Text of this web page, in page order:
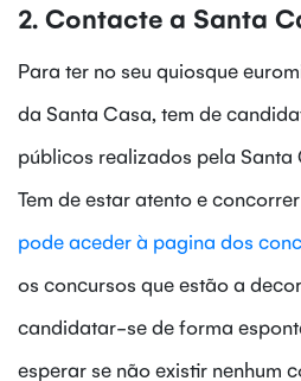
2. Contacte a Santa
Para ter no seu quiosque
da Santa Casa, tem de
públicos realizados pela
Tem de estar atento e
pode aceder à pagina dos
os concursos que estão a
candidatar-se de forma
esperar se não existir nenhum